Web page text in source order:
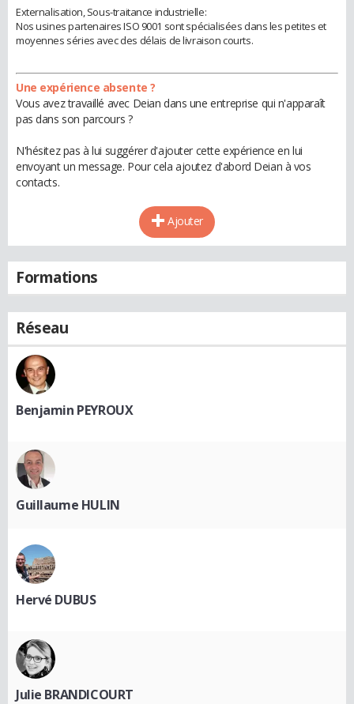
Externalisation, Sous-traitance industrielle:
Nos usines partenaires ISO 9001 sont spécialisées dans les petites et
moyennes séries avec des délais de livraison courts.
Une expérience absente ?
Vous avez travaillé avec Deian dans une entreprise qui n'apparaît
pas dans son parcours ?
N'hésitez pas à lui suggérer d'ajouter cette expérience en lui
envoyant un message. Pour cela ajoutez d'abord Deian à vos
contacts.
Ajouter
Formations
Réseau
Benjamin PEYROUX
Guillaume HULIN
Hervé DUBUS
Julie BRANDICOURT